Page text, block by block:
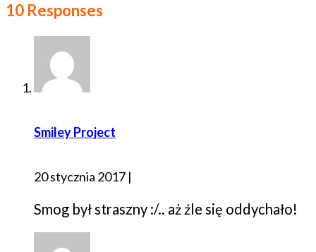
10 Responses
Smiley Project
20 stycznia 2017 |
Smog był straszny :/.. aż źle się oddychało!